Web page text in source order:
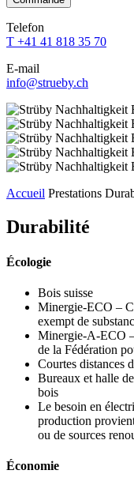
dieses
Feld
leer.
dieses
Feld
leer.
dieses
Feld
leer.
dieses
Feld
leer.
Feld
leer.
Telefon
T +41 41 818 35 70
E-mail
info@strueby.ch
Accueil Prestations
Durabilité
Écologie
Bois suisse
Minergie-ECO –
exempt de
Minergie-A-ECO
de la Fédération
Courtes distances
Bureaux et halle
bois
Le besoin en
production
ou de sources
Économie